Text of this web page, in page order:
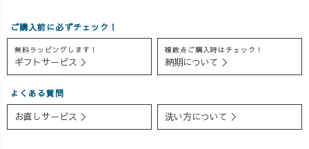
ご購入前に必ずチェック！
無料ラッピングします！
ギフトサービス ＞
複数点ご購入時はチェック！
納期について ＞
よくある質問
お直しサービス ＞ 洗い方について ＞